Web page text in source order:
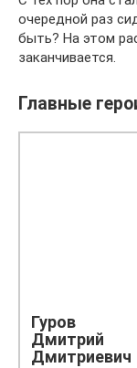
очередной раз
быть? На этом
заканчивается.
Главные
Гуров
Дмитрий
Дмитриевич